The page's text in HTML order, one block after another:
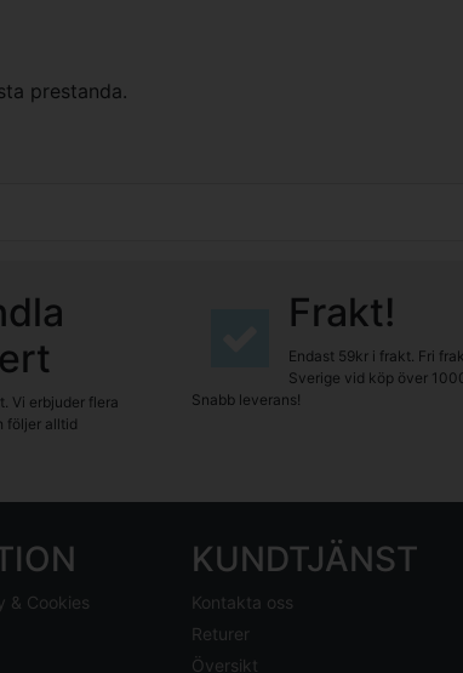
prestanda.
Vi erbjuder flera
följer alltid
Frakt!
Endast 59kr i frakt. Fri
Sverige vid köp över
Snabb leverans!
& Cookies
KUNDTJÄNST
Kontakta oss
Returer
Översikt